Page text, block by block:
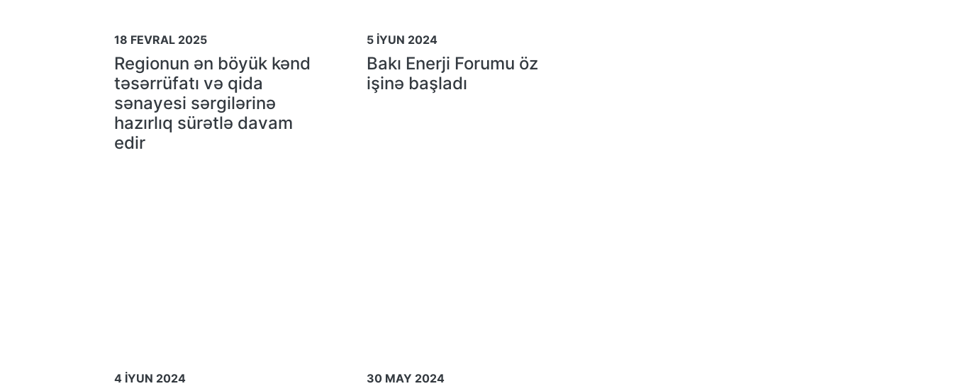
18 FEVRAL 2025
Regionun ən böyük kənd
təsərrüfatı və qida
sənayesi sərgilərinə
hazırlıq sürətlə davam
edir
5 İYUN 2024
Bakı Enerji Forumu öz
işinə başladı
4 İYUN 2024 30 MAY 2024